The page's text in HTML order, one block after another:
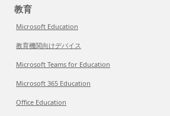
教育
Microsoft Education
教育機関向けデバイス
Microsoft Teams for Education
Microsoft 365 Education
Office Education